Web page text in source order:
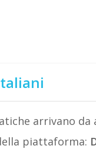
arrivano
piattaforma: